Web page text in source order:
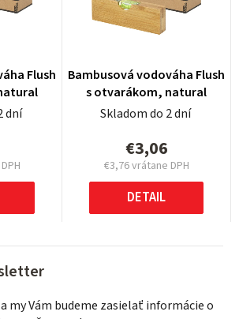
Flush
dní
Bambusová vodováha Flush
s otvarákom, natural
Skladom do 2 dní
€3,06
€3,76 vrátane DPH
Jednotková
cena:
DETAIL
my Vám budeme zasielať informácie o